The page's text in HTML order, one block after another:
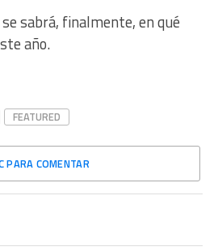
sabrá, finalmente, en qué
año.
FEATURED
PARA COMENTAR